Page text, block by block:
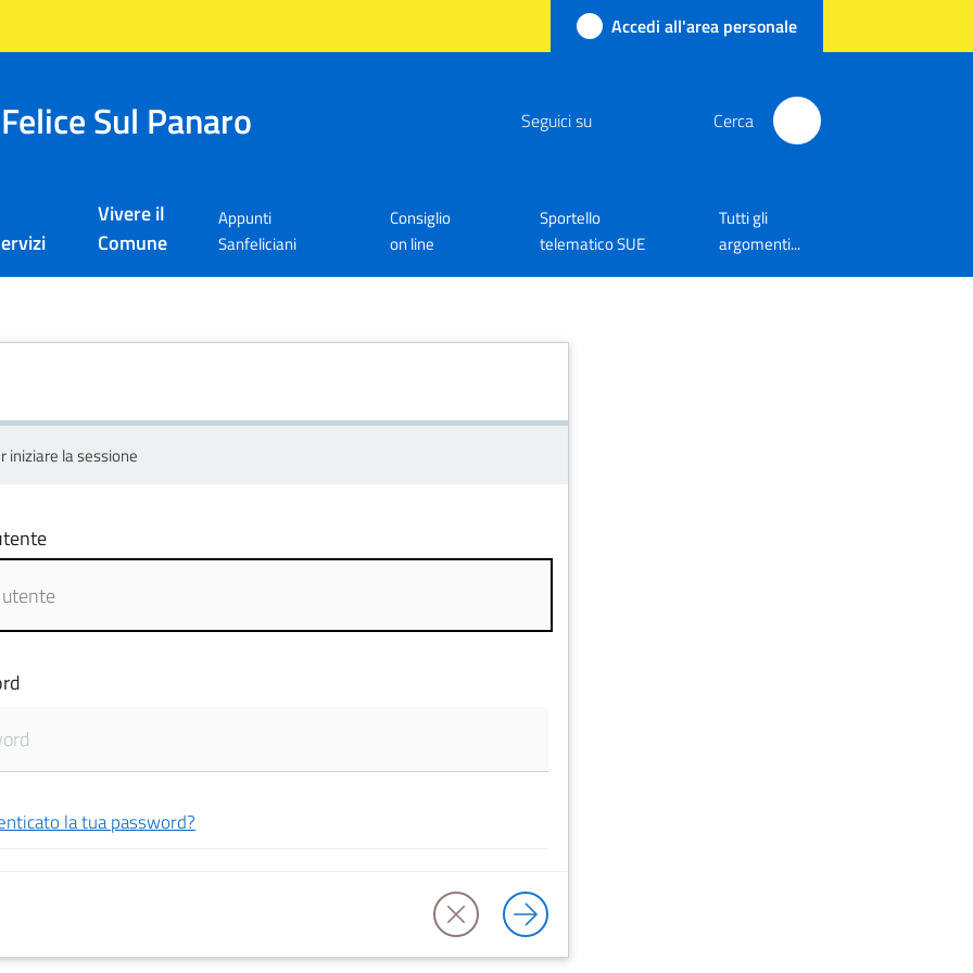
Accedi all'area personale
Sul Panaro Seguici su Cerca
Vivere il
Comune
Appunti
Sanfeliciani
Consiglio
on line
Sportello
telematico SUE
Tutti gli
argomenti...
iniziare la sessione
la tua password?